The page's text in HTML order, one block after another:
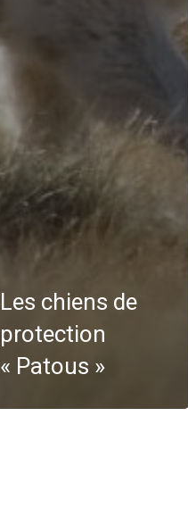
Les chiens de
protection
« Patous »